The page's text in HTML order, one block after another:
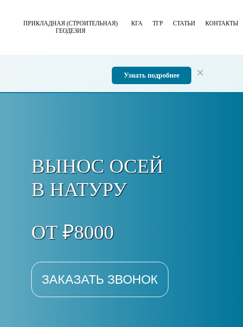
ПРИКЛАДНАЯ (СТРОИТЕЛЬНАЯ)
ГЕОДЕЗИЯ
КГА ТГР СТАТЬИ КОНТАКТЫ
Узнать подробнее
ВЫНОС ОСЕЙ
В НАТУРУ
ОТ ₽8000
ЗАКАЗАТЬ ЗВОНОК